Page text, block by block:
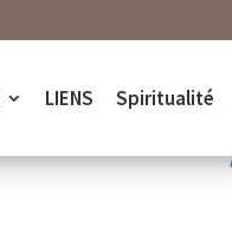
{ return; } ?>
LIENS Spiritualité